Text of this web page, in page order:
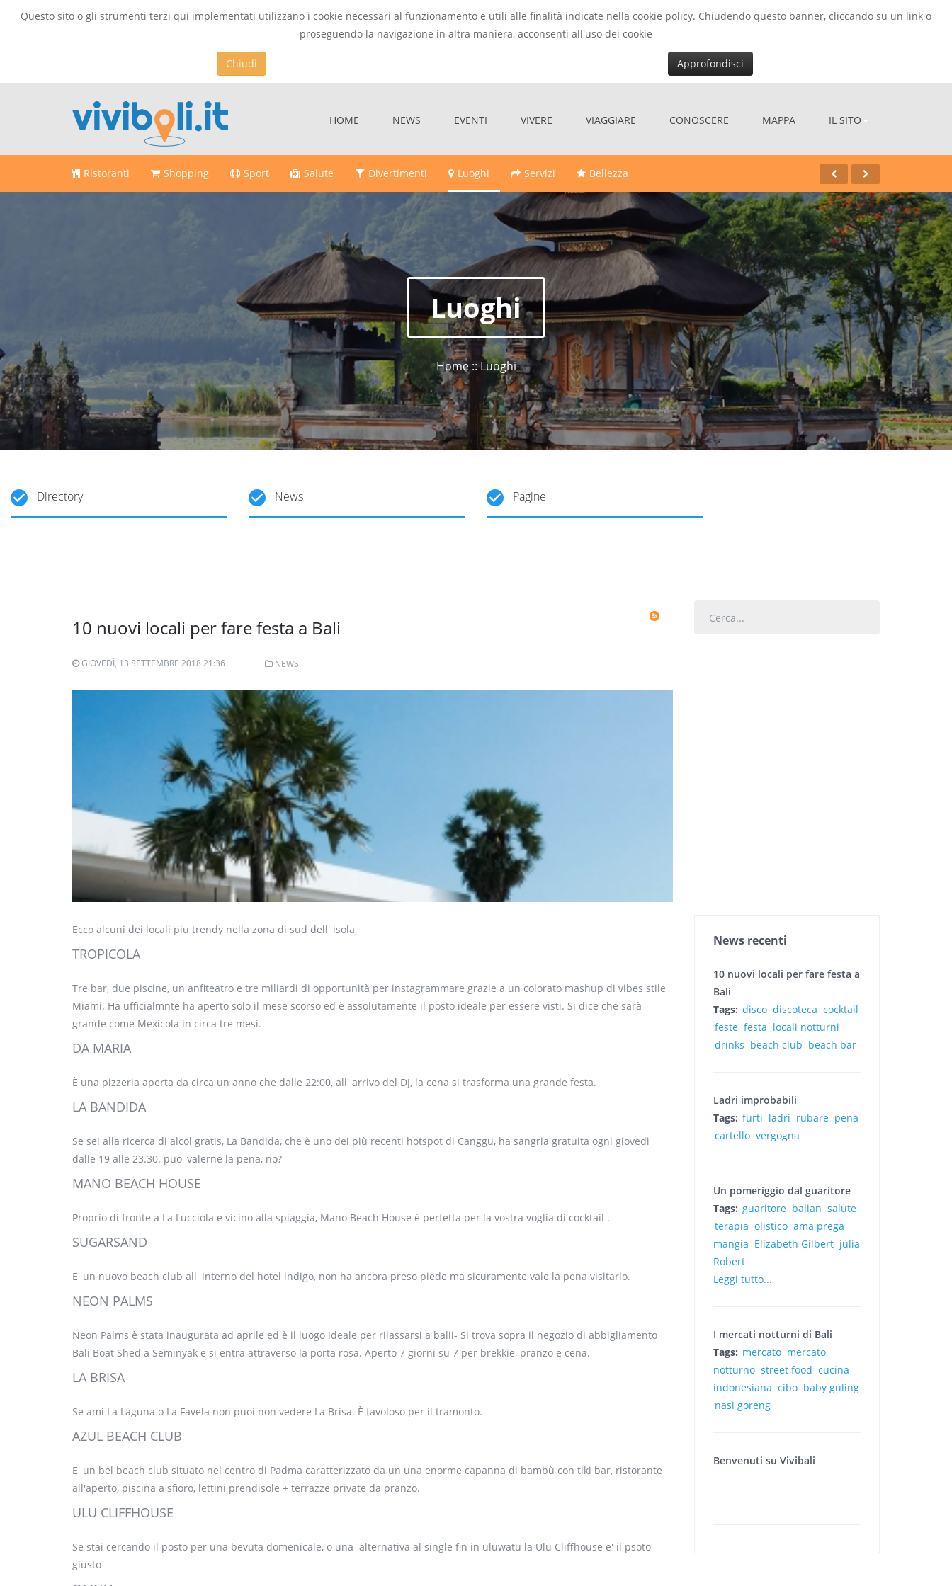
Questo sito o gli strumenti terzi qui implementati utilizzano i cookie necessari al funzionamento e utili alle finalità indicate nella cookie policy. Chiudendo questo banner, cliccando su un link o
proseguendo la navigazione in altra maniera, acconsenti all'uso dei cookie
Chiudi Approfondisci
HOME NEWS EVENTI VIVERE VIAGGIARE CONOSCERE MAPPA IL SITO
Ristoranti Shopping Sport Salute Divertimenti Luoghi Servizi Bellezza
Luoghi
Home :: Luoghi
Directory News Pagine
10 nuovi locali per fare festa a Bali
GIOVEDÌ, 13 SETTEMBRE 2018 21:36 NEWS
Ecco alcuni dei locali piu trendy nella zona di sud dell' isola
TROPICOLA
Tre bar, due piscine, un anfiteatro e tre miliardi di opportunità per instagrammare grazie a un colorato mashup di vibes stile
Miami. Ha ufficialmnte ha aperto solo il mese scorso ed è assolutamente il posto ideale per essere visti. Si dice che sarà
grande come Mexicola in circa tre mesi.
DA MARIA
È una pizzeria aperta da circa un anno che dalle 22:00, all' arrivo del DJ, la cena si trasforma una grande festa.
LA BANDIDA
Se sei alla ricerca di alcol gratis, La Bandida, che è uno dei più recenti hotspot di Canggu, ha sangria gratuita ogni giovedì
dalle 19 alle 23.30. puo' valerne la pena, no?
MANO BEACH HOUSE
Proprio di fronte a La Lucciola e vicino alla spiaggia, Mano Beach House è perfetta per la vostra voglia di cocktail .
SUGARSAND
E' un nuovo beach club all' interno del hotel indigo, non ha ancora preso piede ma sicuramente vale la pena visitarlo.
NEON PALMS
Neon Palms è stata inaugurata ad aprile ed è il luogo ideale per rilassarsi a balii- Si trova sopra il negozio di abbigliamento
Bali Boat Shed a Seminyak e si entra attraverso la porta rosa. Aperto 7 giorni su 7 per brekkie, pranzo e cena.
LA BRISA
Se ami La Laguna o La Favela non puoi non vedere La Brisa. È favoloso per il tramonto.
AZUL BEACH CLUB
E' un bel beach club situato nel centro di Padma caratterizzato da un una enorme capanna di bambù con tiki bar, ristorante
all'aperto, piscina a sfioro, lettini prendisole + terrazze private da pranzo.
ULU CLIFFHOUSE
Se stai cercando il posto per una bevuta domenicale, o una alternativa al single fin in uluwatu la Ulu Cliffhouse e' il psoto
giusto
News recenti
10 nuovi locali per fare festa a
Bali
Tags: disco discoteca cocktail
feste festa locali notturni
drinks beach club beach bar
Ladri improbabili
Tags: furti ladri rubare pena
cartello vergogna
Un pomeriggio dal guaritore
Tags: guaritore balian salute
terapia olistico ama prega
mangia Elizabeth Gilbert julia
Robert
Leggi tutto...
I mercati notturni di Bali
Tags: mercato mercato
notturno street food cucina
indonesiana cibo baby guling
nasi goreng
Benvenuti su Vivibali